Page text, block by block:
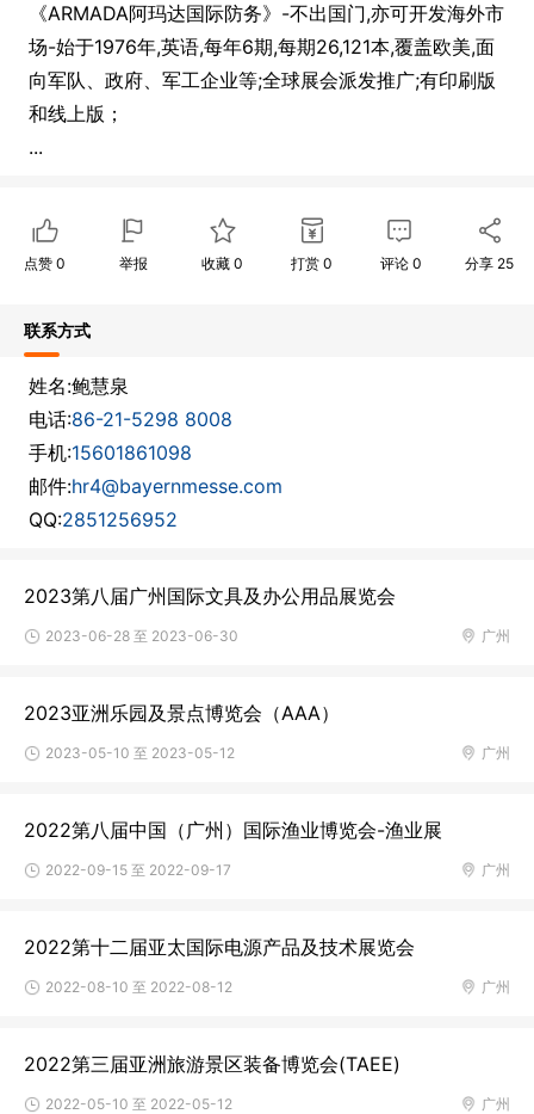
《ARMADA阿玛达国际防务》-不出国门,亦可开发海外市
场-始于1976年,英语,每年6期,每期26,121本,覆盖欧美,面
向军队、政府、军工企业等;全球展会派发推广;有印刷版
和线上版；
...
点赞 0 举报 收藏0 打赏 0 评论 0 分享 25
联系方式
姓名:鲍慧泉
电话:86-21-5298 8008
手机:15601861098
邮件:hr4@bayernmesse.com
QQ:2851256952
2023第八届广州国际文具及办公用品展览会
广州
2023-06-28 至 2023-06-30
2023亚洲乐园及景点博览会（AAA）
广州
2023-05-10 至 2023-05-12
2022第八届中国（广州）国际渔业博览会-渔业展
广州
2022-09-15 至 2022-09-17
2022第十二届亚太国际电源产品及技术展览会
广州
2022-08-10 至 2022-08-12
2022第三届亚洲旅游景区装备博览会(TAEE)
广州
2022-05-10 至 2022-05-12